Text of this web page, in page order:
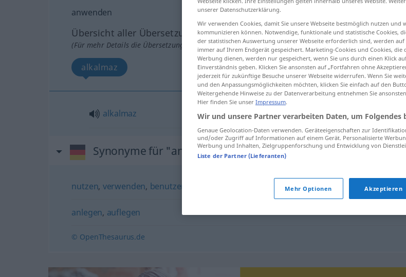
anwenden
Übersicht aller Übersetzungen
(Für mehr Details die Übersetzung anklicken/antippen)
alkalmaz
alkalmaz anwenden
Synonyme für "anwenden"
nutzen, verwenden, benutzen (Betriebsart ...) fahren einsetzen,
anlegen, auflegen
© OpenThesaurus.de
unserer Datenschutzerklärung.
Wir verwenden Cookies, damit Sie unsere Webseite bestmöglich nutzen und
kommunizieren können. Notwendige, funktionale und statistische Cookies,
der statistischen Auswertung unserer Webseite erforderlich sind, werden
immer auf Ihrem Endgerät gespeichert. Marketing-Cookies und Cookies,
Werbung dienen, werden nur gespeichert, wenn Sie uns durch einen Klick
Einverständnis geben. Klicken Sie ansonsten auf „Fortfahren ohne
jederzeit für zukünftige Besuche unserer Webseite widerrufen. Wenn Sie
und den Anpassungsmöglichkeiten möchten, klicken Sie einfach auf den
Weitergehende Hinweise zu der Datenverarbeitung entnehmen Sie
Hier finden Sie unser Impressum.
Wir und unsere Partner verarbeiten Daten, um Folgendes
Genaue Geolocation-Daten verwenden. Geräteeigenschaften zur
und/oder Zugriff auf Informationen auf einem Gerät. Personalisierte
Werbung und Inhalten, Zielgruppenforschung und Entwicklung von
Liste der Partner (Lieferanten)
Mehr Optionen Akzeptieren